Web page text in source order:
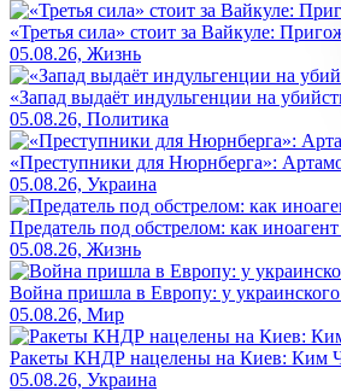
«Третья сила» стоит за Вайкуле:
05.08.26, Жизнь
«Запад выдаёт индульгенции на
05.08.26, Политика
«Преступники для Нюрнберга»:
05.08.26, Украина
Предатель под обстрелом: как
05.08.26, Жизнь
Война пришла в Европу: у
05.08.26, Мир
Ракеты КНДР нацелены на Киев: Ким
05.08.26, Украина